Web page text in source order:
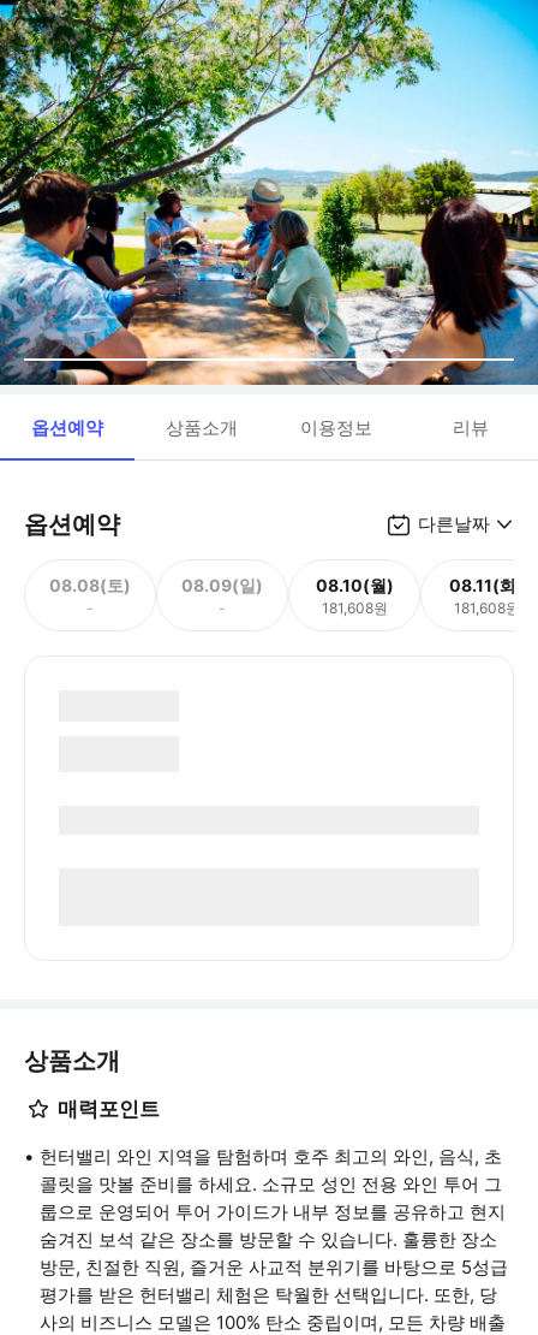
옵션예약 상품소개 이용정보 리뷰
옵션예약 다른날짜
08.08(토)
-
08.09(일)
-
08.10(월)
181,608원
08.11(화)
181,608원
상품소개
매력포인트
헌터밸리 와인 지역을 탐험하며 호주 최고의 와인, 음식, 초
콜릿을 맛볼 준비를 하세요. 소규모 성인 전용 와인 투어 그
룹으로 운영되어 투어 가이드가 내부 정보를 공유하고 현지
숨겨진 보석 같은 장소를 방문할 수 있습니다. 훌륭한 장소
방문, 친절한 직원, 즐거운 사교적 분위기를 바탕으로 5성급
평가를 받은 헌터밸리 체험은 탁월한 선택입니다. 또한, 당
사의 비즈니스 모델은 100% 탄소 중립이며, 모든 차량 배출